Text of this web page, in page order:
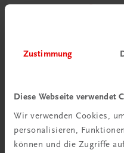
Zustimmung
Diese Webseite verwendet
Wir verwenden Cookies,
personalisieren,
können und die Zugriffe
Schon entdeckt?
Mehr dazu